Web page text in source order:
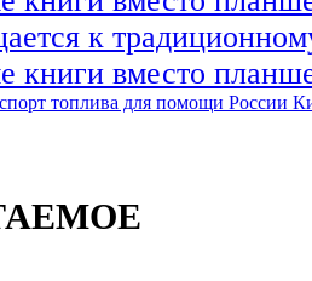
к
книги вместо